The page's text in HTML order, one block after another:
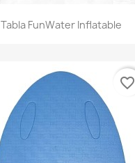
Tabla FunWater Inflatable
favorite_border